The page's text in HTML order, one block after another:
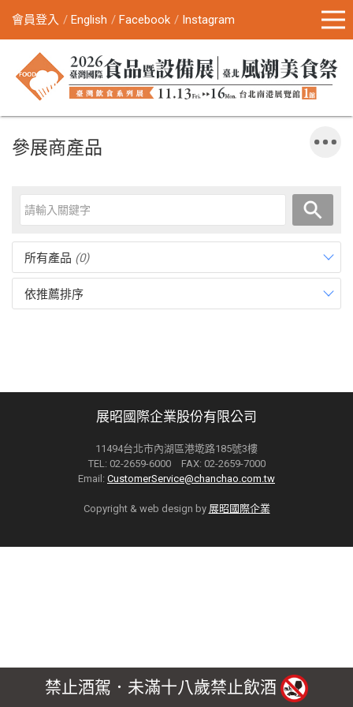
會員登入 English Facebook Instagram
參展商產品
所有產品 (0)
依推薦排序
展昭國際企業股份有限公司
11494台北市內湖區港墘路185號3樓
TEL: 02-2659-6000 FAX: 02-2659-7000
Email: CustomerService@chanchao.com.tw
Copyright & web design by 展昭國際企業
禁止酒駕．未滿十八歲禁止飲酒